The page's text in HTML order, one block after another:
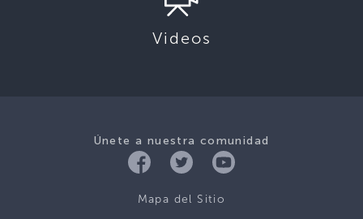
Videos
Únete a nuestra comunidad
Mapa del Sitio